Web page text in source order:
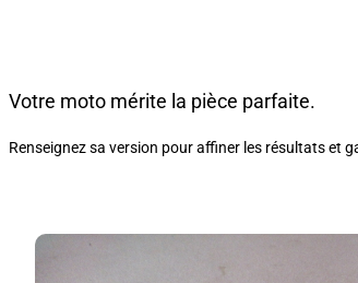
Votre moto mérite la pièce parfaite.
Renseignez sa version pour affiner les résultats et